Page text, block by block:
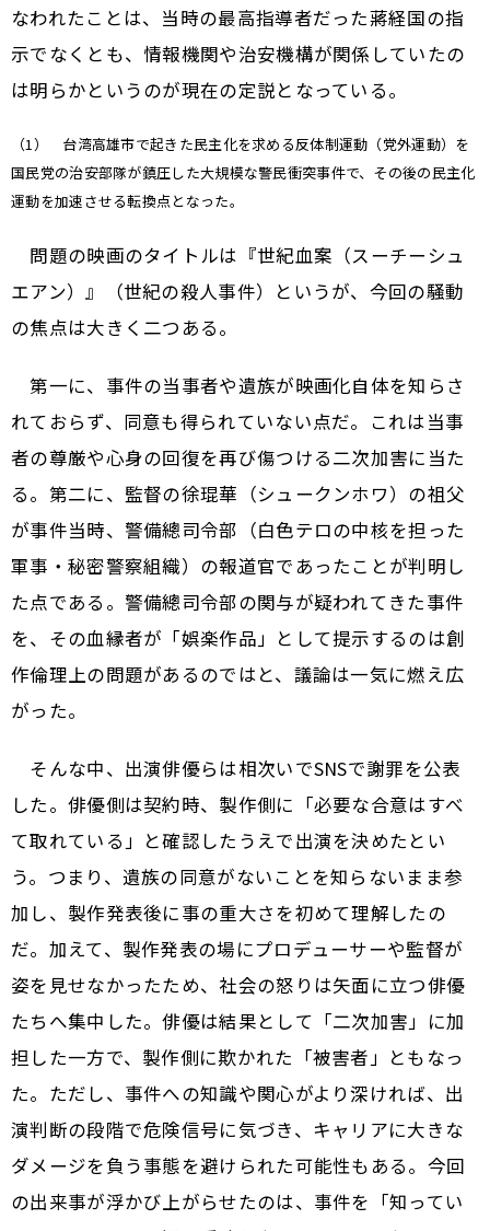
なわれたことは、当時の最高指導者だった蔣経国の指
示でなくとも、情報機関や治安機構が関係していたの
は明らかというのが現在の定説となっている。
（1） 台湾高雄市で起きた民主化を求める反体制運動（党外運動）を
国民党の治安部隊が鎮圧した大規模な警民衝突事件で、その後の民主化
運動を加速させる転換点となった。
問題の映画のタイトルは『世紀血案（スーチーシュ
エアン）』（世紀の殺人事件）というが、今回の騒動
の焦点は大きく二つある。
第一に、事件の当事者や遺族が映画化自体を知らさ
れておらず、同意も得られていない点だ。これは当事
者の尊厳や心身の回復を再び傷つける二次加害に当た
る。第二に、監督の徐琨華（シュークンホワ）の祖父
が事件当時、警備總司令部（白色テロの中核を担った
軍事・秘密警察組織）の報道官であったことが判明し
た点である。警備總司令部の関与が疑われてきた事件
を、その血縁者が「娯楽作品」として提示するのは創
作倫理上の問題があるのではと、議論は一気に燃え広
がった。
そんな中、出演俳優らは相次いでSNSで謝罪を公表
した。俳優側は契約時、製作側に「必要な合意はすべ
て取れている」と確認したうえで出演を決めたとい
う。つまり、遺族の同意がないことを知らないまま参
加し、製作発表後に事の重大さを初めて理解したの
だ。加えて、製作発表の場にプロデューサーや監督が
姿を見せなかったため、社会の怒りは矢面に立つ俳優
たちへ集中した。俳優は結果として「二次加害」に加
担した一方で、製作側に欺かれた「被害者」ともなっ
た。ただし、事件への知識や関心がより深ければ、出
演判断の段階で危険信号に気づき、キャリアに大きな
ダメージを負う事態を避けられた可能性もある。今回
の出来事が浮かび上がらせたのは、事件を「知ってい